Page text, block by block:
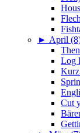
► April
Log
Cut